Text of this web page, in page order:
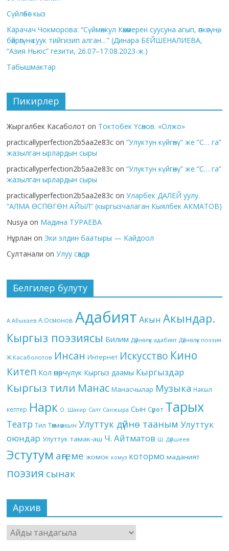
Сүйлөбөс кыз
Карачач Чокморова: “Сүймөнкул Көкөмерен суусуна агып, өпкөсүнө,
бөйрөгүнө суук тийгизип алган…” (Динара БЕЙШЕНАЛИЕВА,
“Азия Ньюс” гезити, 26.07–17.08.2023-ж.)
Табышмактар
Пикирлер
Жыргалбек Касаболот on Токтобек Үсөнов. «Олжо»
practicallyperfection2b5aa2e83c on“Улуктун күйгөнү” же “С… га”
жазылган ырлардын сыры
practicallyperfection2b5aa2e83c on“Улуктун күйгөнү” же “С… га”
жазылган ырлардын сыры
practicallyperfection2b5aa2e83c onУларбек ДАЛЕЙ уулу.
“АЛМА ӨСПӨГӨН АЙЫЛ” (кыргызчалаган Кыялбек АКМАТОВ)
Nusya on Мадина ТУРАЕВА
Нұрлан on Эки элдин баатыры — Кайдоол
Султанали onУлуу сөздөр
Белгилер булуту
А.Абыкаев А.Осмонов Адабият Акын Акындар.
Кыргыз поэзиясы Билим Дүйнөлүк адабият Дүйнөлүк поэзия
Ж.Касаболотов Инсан Интернет Искусство Кино
Китеп Кол өнөрчүлүк Кыргыз даамы Кыргыздар
Кыргыз тили Манас Манасчылар Музыка Накыл
кептер Нарк О. Шакир Салт Санжыра Сын Сүрөт Тарых
Театр Тил Төкмө акын Улуттук дүйнө тааным Улуттук
оюндар Улуттук тамак-аш Ч. Айтматов Ш. Дүйшеев
Эстутум аңгеме жомок комуз котормо маданият
поэзия сынак
Архив
Архив